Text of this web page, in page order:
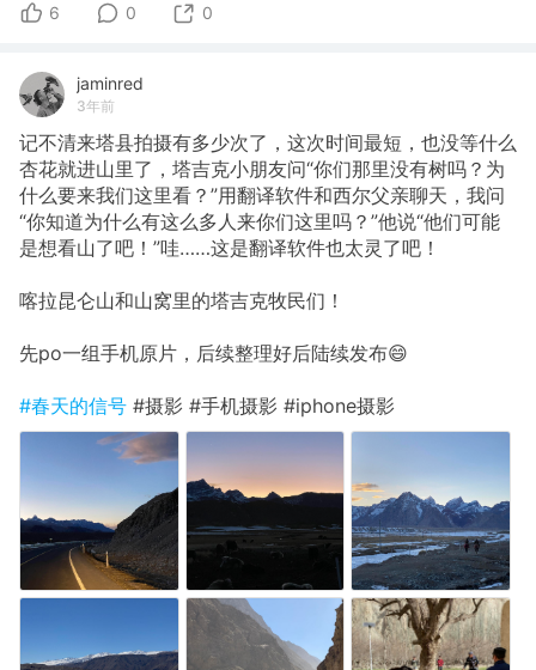
6 0 0
jaminred
3年前
记不清来塔县拍摄有多少次了，这次时间最短，也没等什么
杏花就进山里了，塔吉克小朋友问“你们那里没有树吗？为
什么要来我们这里看？”用翻译软件和西尔父亲聊天，我问
“你知道为什么有这么多人来你们这里吗？”他说“他们可能
是想看山了吧！”哇……这是翻译软件也太灵了吧！
喀拉昆仑山和山窝里的塔吉克牧民们！
先po一组手机原片，后续整理好后陆续发布😄
#春天的信号 #摄影 #手机摄影 #iphone摄影